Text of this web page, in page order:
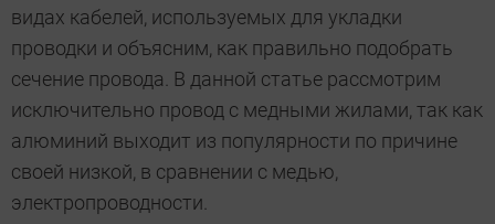
видах кабелей, используемых для укладки
проводки и объясним, как правильно подобрать
сечение провода. В данной статье рассмотрим
исключительно провод с медными жилами, так как
алюминий выходит из популярности по причине
своей низкой, в сравнении с медью,
электропроводности.